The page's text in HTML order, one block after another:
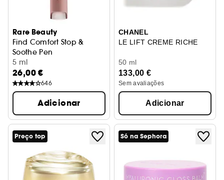
Rare Beauty
Find Comfort Stop &
Soothe Pen
Roll-On Apaziguante
5 ml
26,00 €
646
Adicionar
CHANEL
LE LIFT CREME RICHE
50 ml
133,00 €
Sem avaliações
Adicionar
Preço top Só na Sephora